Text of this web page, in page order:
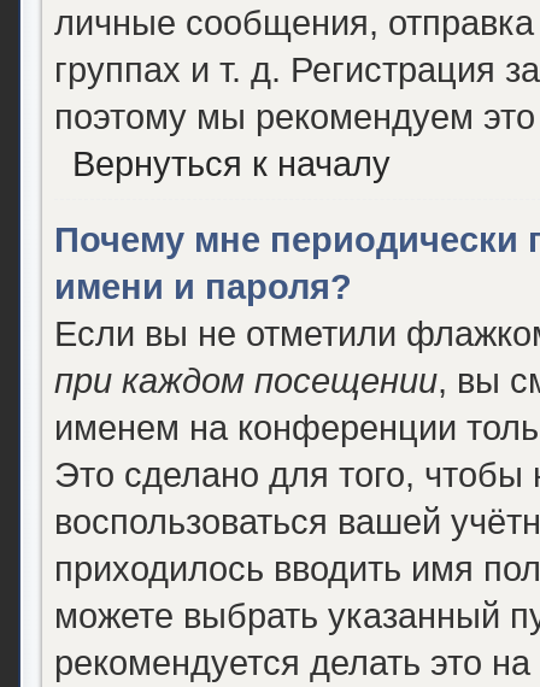
личные сообщения,
группах и т. д. Регистрация
поэтому мы рекомендуем это
Вернуться к началу
Почему мне периодически
имени и пароля?
Если вы не отметили
при каждом посещении, вы
именем на конференции
Это сделано для того, чтобы
воспользоваться вашей
приходилось вводить имя
можете выбрать указанный
рекомендуется делать это